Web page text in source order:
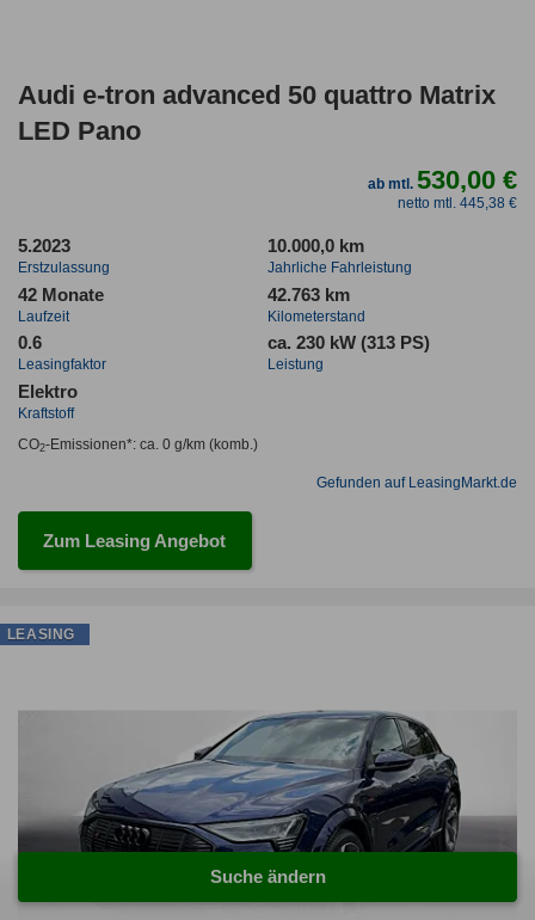
Audi e-tron advanced 50 quattro Matrix
LED Pano
ab mtl.530,00 €
netto mtl. 445,38 €
5.2023
Erstzulassung
10.000,0 km
Jahrliche Fahrleistung
42 Monate
Laufzeit
42.763 km
Kilometerstand
0.6
Leasingfaktor
ca. 230 kW (313 PS)
Leistung
Elektro
Kraftstoff
CO2-Emissionen*: ca. 0 g/km(komb.)
Gefunden auf LeasingMarkt.de
Zum Leasing Angebot
LEASING
Suche ändern